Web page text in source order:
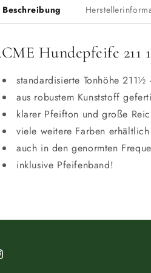
Beschreibung
Hundepfeife
standardisierte Tonhöhe
aus robustem Kunststoff
klarer Pfeifton und große
viele weitere Farben erhältlich
auch in den genormten
inklusive Pfeifenband!